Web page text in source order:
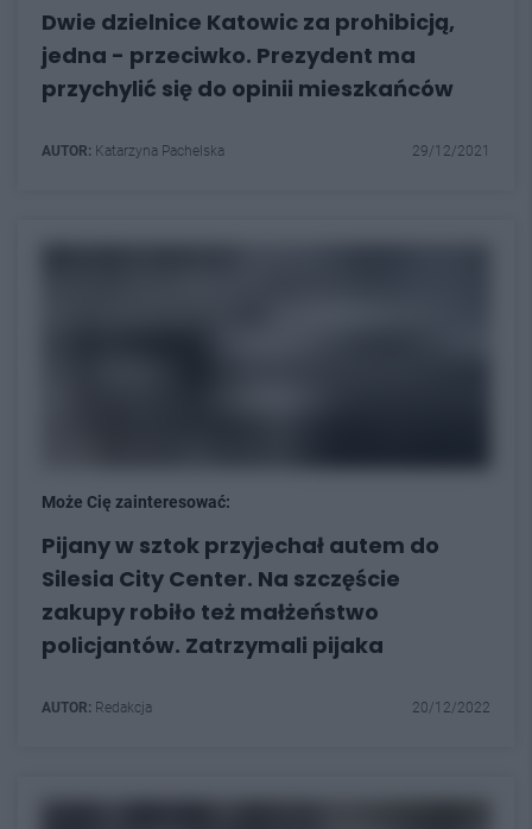
Dwie dzielnice Katowic za prohibicją,
jedna - przeciwko. Prezydent ma
przychylić się do opinii mieszkańców
AUTOR: Katarzyna Pachelska 29/12/2021
Może Cię zainteresować:
Pijany w sztok przyjechał autem do
Silesia City Center. Na szczęście
zakupy robiło też małżeństwo
policjantów. Zatrzymali pijaka
AUTOR: Redakcja 20/12/2022